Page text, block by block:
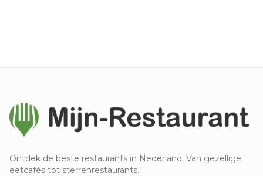
Ontdek de beste restaurants in Nederland. Van gezellige
eetcafés tot sterrenrestaurants.